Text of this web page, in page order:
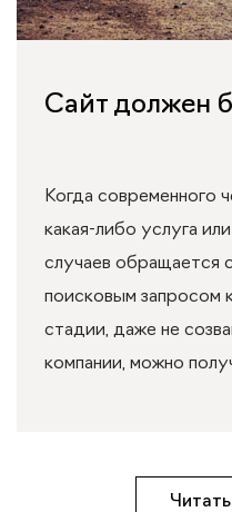
Сайт должен
Когда современного
какая-либо услуга
случаев обращается
поисковым запросом
стадии, даже не
компании, можно